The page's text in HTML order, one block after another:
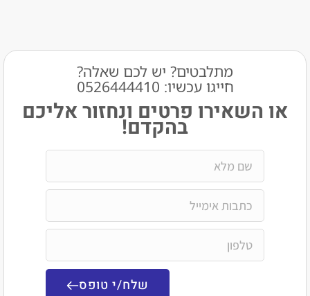
מתלבטים? יש לכם שאלה?
חייגו עכשיו: 0526444410​
פרטים ונחזור אליכם
בהקדם!
שלח/י טופס